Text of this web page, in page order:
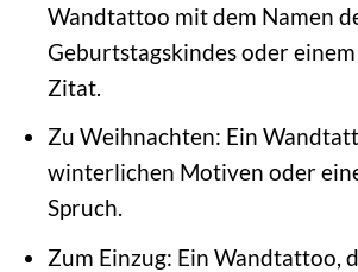
Wandtattoo mit dem Namen
Geburtstagskindes oder
Zitat.
Zu Weihnachten: Ein
winterlichen Motiven oder
Spruch.
Zum Einzug: Ein Wandtattoo,